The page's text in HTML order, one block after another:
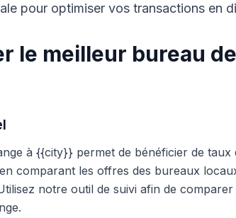
pour optimiser vos transactions en
le meilleur bureau
à {{city}} permet de bénéficier de taux
comparant les offres des bureaux
notre outil de suivi afin de